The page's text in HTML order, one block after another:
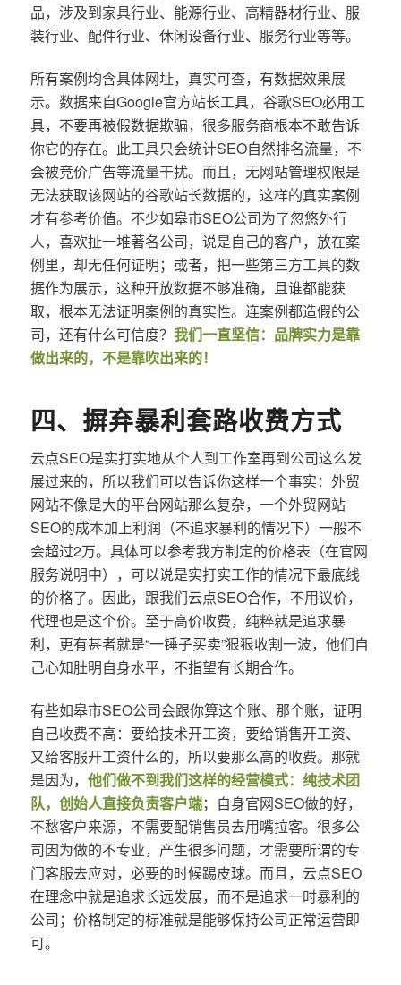
品，涉及到家具行业、能源行业、高精器材行业、服
装行业、配件行业、休闲设备行业、服务行业等等。
所有案例均含具体网址，真实可查，有数据效果展
示。数据来自Google官方站长工具，谷歌SEO必用工
具，不要再被假数据欺骗，很多服务商根本不敢告诉
你它的存在。此工具只会统计SEO自然排名流量，不
会被竞价广告等流量干扰。而且，无网站管理权限是
无法获取该网站的谷歌站长数据的，这样的真实案例
才有参考价值。不少如皋市SEO公司为了忽悠外行
人，喜欢扯一堆著名公司，说是自己的客户，放在案
例里，却无任何证明；或者，把一些第三方工具的数
据作为展示，这种开放数据不够准确，且谁都能获
取，根本无法证明案例的真实性。连案例都造假的公
司，还有什么可信度？ 我们一直坚信：品牌实力是靠
做出来的，不是靠吹出来的！
四、摒弃暴利套路收费方式
云点SEO是实打实地从个人到工作室再到公司这么发
展过来的，所以我们可以告诉你这样一个事实：外贸
网站不像是大的平台网站那么复杂，一个外贸网站
SEO的成本加上利润（不追求暴利的情况下）一般不
会超过2万。具体可以参考我方制定的价格表（在官网
服务说明中），可以说是实打实工作的情况下最底线
的价格了。因此，跟我们云点SEO合作，不用议价，
代理也是这个价。至于高价收费，纯粹就是追求暴
利，更有甚者就是“一锤子买卖”狠狠收割一波，他们自
己心知肚明自身水平，不指望有长期合作。
有些如皋市SEO公司会跟你算这个账、那个账，证明
自己收费不高：要给技术开工资，要给销售开工资、
又给客服开工资什么的，所以要那么高的收费。那就
是因为， 他们做不到我们这样的经营模式：纯技术团
队，创始人直接负责客户端；自身官网SEO做的好，
不愁客户来源，不需要配销售员去用嘴拉客。很多公
司因为做的不专业，产生很多问题，才需要所谓的专
门客服去应对，必要的时候踢皮球。而且，云点SEO
在理念中就是追求长远发展，而不是追求一时暴利的
公司；价格制定的标准就是能够保持公司正常运营即
可。